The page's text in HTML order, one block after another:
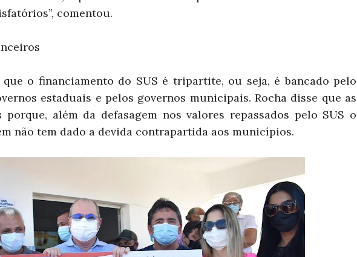
comentou.
o financiamento do SUS é tripartite, ou seja, é bancado pelo
estaduais e pelos governos municipais. Rocha disse que as
além da defasagem nos valores repassados pelo SUS o
não tem dado a devida contrapartida aos municípios.